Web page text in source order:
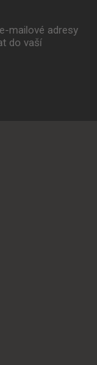
mailové adresy
do vaší